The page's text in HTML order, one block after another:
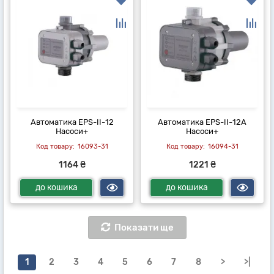
Автоматика EPS-II-12
Насоси+
16093-31
1164 ₴
до кошика
Автоматика EPS-II-12A
Насоси+
16094-31
1221 ₴
до кошика
Показати ще
1 2 3 4 5 6 7 8 > >|